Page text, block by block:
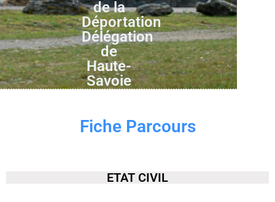
de la
Déportation
Délégation
de
Haute-
Savoie
Fiche Parcours
ETAT CIVIL